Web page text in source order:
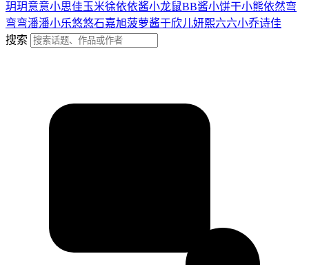
玥玥意意小思佳玉米徐依依酱小龙鼠BB酱小饼干小熊依然弯
弯弯潘潘小乐悠悠石嘉旭菠萝酱于欣儿妍熙六六小乔诗佳
搜索